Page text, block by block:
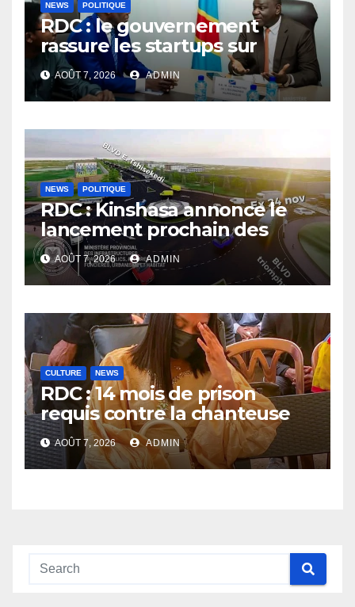
NEWS POLITIQUE
RDC : le gouvernement
rassure les startups sur
l’application des nouvelles
taxes dans le secteur du
numérique
AOÛT 7, 2026 ADMIN
NEWS POLITIQUE
RDC : Kinshasa annonce le
lancement prochain des
travaux du boulevard
Étienne Tshisekedi
AOÛT 7, 2026 ADMIN
CULTURE NEWS
RDC : 14 mois de prison
requis contre la chanteuse
Rebo Tchulo, la partie civile
réclame 250 000 USD de
dommages et intérêts
AOÛT 7, 2026 ADMIN